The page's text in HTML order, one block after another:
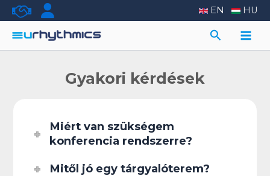
Skip
to
content
EN HU
Search
Gyakori kérdések
Miért van szükségem
konferencia rendszerre?
Mitől jó egy tárgyalóterem?